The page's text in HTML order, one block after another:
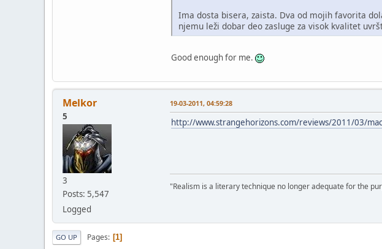
Ima dosta bisera, zaista. Dva od mojih favorita
njemu leži dobar deo zasluge za visok kvalitet
Good enough for me.
Melkor
5
3
Posts: 5,547
Logged
19-03-2011, 04:59:28
http://www.strangehorizons.com/reviews/2011/03/
"Realism is a literary technique no longer adequate for the
GO UP Pages 1